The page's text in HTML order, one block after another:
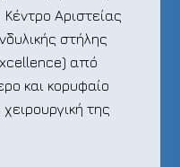
Αριστείας
στήλης
από
και κορυφαίο
της